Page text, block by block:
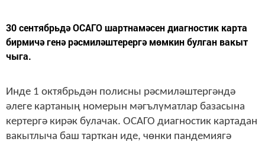
30 сентябрьдә ОСАГО шартнамәсен диагностик карта
бирмичә генә рәсмиләштерергә мөмкин булган вакыт
чыга.
Инде 1 октябрьдән полисны рәсмиләштергәндә
әлеге картаның номерын мәгълүматлар базасына
кертергә кирәк булачак. ОСАГО диагностик картадан
вакытлыча баш тарткан иде, чөнки пандемиягә